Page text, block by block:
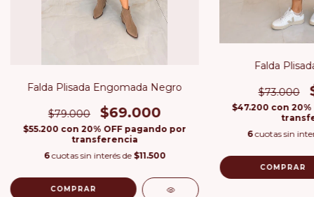
Falda Plisada Engomada Negro
$79.000 $69.000
$55.200 con 20% OFF pagando por
transferencia
6 cuotas sin interés de $11.500
COMPRAR
Falda
$73.000
$47.200 con
6 cuotas sin
COMPRAR